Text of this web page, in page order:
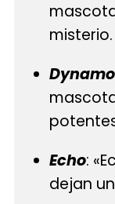
misterio.
Dynamo
Echo:
dejan